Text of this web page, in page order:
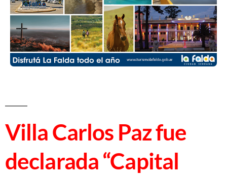
Villa Carlos Paz fue
declarada “Capital